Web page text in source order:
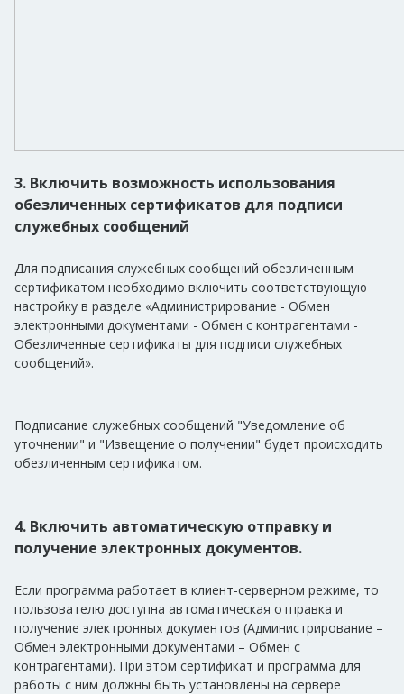
3. Включить возможность использования
обезличенных сертификатов для подписи
служебных сообщений
Для подписания служебных сообщений обезличенным
сертификатом необходимо включить соответствующую
настройку в разделе «Администрирование - Обмен
электронными документами - Обмен с контрагентами -
Обезличенные сертификаты для подписи служебных
сообщений».
Подписание служебных сообщений "Уведомление об
уточнении" и "Извещение о получении" будет происходить
обезличенным сертификатом.
4. Включить автоматическую отправку и
получение электронных документов.
Если программа работает в клиент-серверном режиме, то
пользователю доступна автоматическая отправка и
получение электронных документов (Администрирование –
Обмен электронными документами – Обмен с
контрагентами). При этом сертификат и программа для
работы с ним должны быть установлены на сервере